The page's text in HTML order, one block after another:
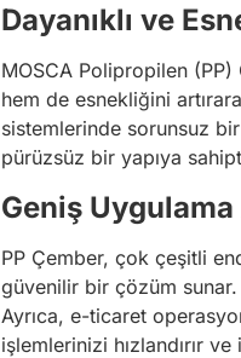
Dayanıklı ve
MOSCA Polipropilen
hem de esnekliğini
sistemlerinde sorunsuz
pürüzsüz bir yapıya
Geniş Uygulama
PP Çember, çok çeşitli
güvenilir bir çözüm
Ayrıca, e-ticaret
işlemlerinizi hızlandırır